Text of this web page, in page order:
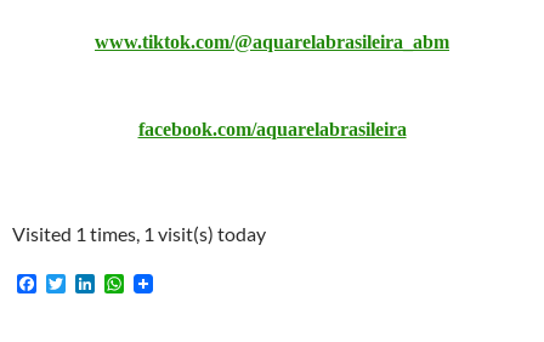
www.tiktok.com/@aquarelabrasileira_abm
facebook.com/aquarelabrasileira
Visited 1 times, 1 visit(s) today
F
T
W